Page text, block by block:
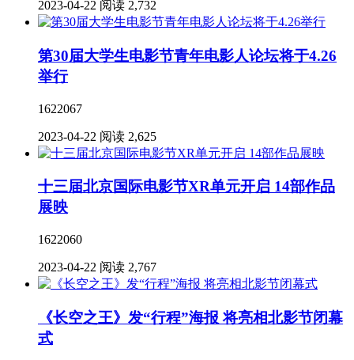
2023-04-22 阅读 2,732
第30届大学生电影节青年电影人论坛将于4.26
举行
1622067
2023-04-22 阅读 2,625
十三届北京国际电影节XR单元开启 14部作品
展映
1622060
2023-04-22 阅读 2,767
《长空之王》发“行程”海报 将亮相北影节闭幕
式